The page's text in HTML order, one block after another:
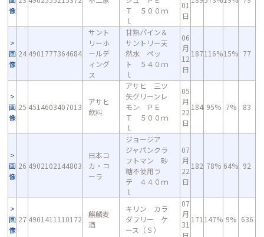
像
Ｔ ５００ｍ
ｌ
01
日
画
像
24 4901777364684
サント
リーホ
ールデ
ィング
ス
甘熟パイン＆
サントリー天
然水 ペッ
ト ５４０ｍ
ｌ
06
月
12
日
187116%15% 77
画
像
25 4514603407013
アサヒ
飲料
アサヒ 三ツ
矢グリーンレ
モン ＰＥ
Ｔ ５００ｍ
ｌ
05
月
22
日
184 95% 7% 83
画
像
26 4902102144803
日本コ
カ・コ
ーラ
ジョージア
ジャパンクラ
フトマン 砂
糖不使用ラ
テ ４４０ｍ
ｌ
07
月
22
日
182 78% 64% 92
画
像
27 4901411110172
麒麟麦
酒
キリン カラ
ダフリー ケ
ース（Ｓ）
07
月
31
日
171 147% 9% 636